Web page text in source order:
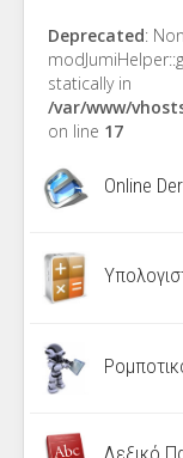
Deprecated:
statically in
/var/www/
on line 17
Online